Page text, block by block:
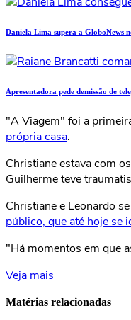
Daniela Lima supera a GloboNews
Apresentadora pede demissão de
"A Viagem" foi a
própria casa.
Christiane estava com
Guilherme teve
Christiane e Leonardo
público, que até hoje se
"Há momentos em que
Veja mais
Matérias relacionadas